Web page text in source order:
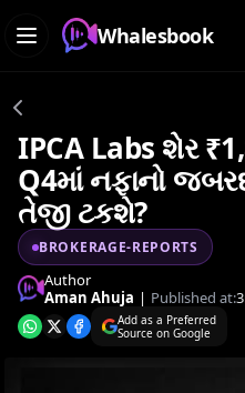
Whalesbook
IPCA Labs શેર
Q4માં નફાનો
તેજી ટકશે?
BROKERAGE-REPORTS
Author
Aman Ahuja | Published at:
Add as a Preferred
Source on Google